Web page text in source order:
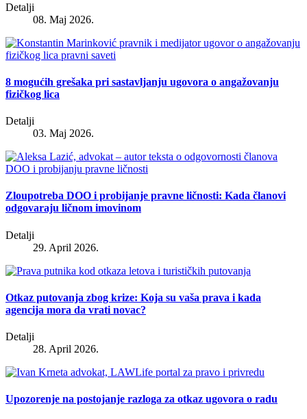
Detalji
08. Maj 2026.
8 mogućih grešaka pri sastavljanju ugovora o angažovanju
fizičkog lica
Detalji
03. Maj 2026.
Zloupotreba DOO i probijanje pravne ličnosti: Kada članovi
odgovaraju ličnom imovinom
Detalji
29. April 2026.
Otkaz putovanja zbog krize: Koja su vaša prava i kada
agencija mora da vrati novac?
Detalji
28. April 2026.
Upozorenje na postojanje razloga za otkaz ugovora o radu